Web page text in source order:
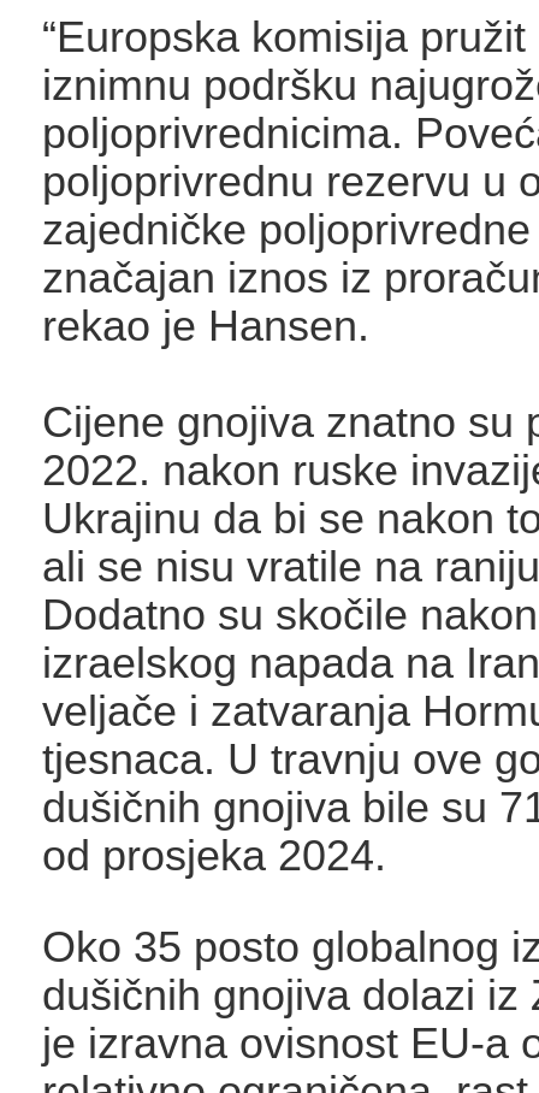
“Europska komisija
iznimnu podršku
poljoprivrednicima.
poljoprivrednu rezervu u
zajedničke
značajan iznos iz
rekao je Hansen.
Cijene gnojiva znatno su
2022. nakon ruske
Ukrajinu da bi se nakon
ali se nisu vratile na
Dodatno su skočile
izraelskog napada na
veljače i zatvaranja
tjesnaca. U travnju ove
dušičnih gnojiva bile su
od prosjeka 2024.
Oko 35 posto globalnog
dušičnih gnojiva dolazi iz
je izravna ovisnost EU-a